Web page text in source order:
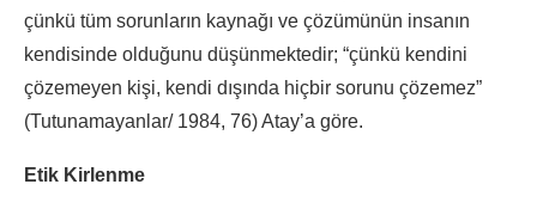
çünkü tüm sorunların kaynağı ve çözümünün insanın
kendisinde olduğunu düşünmektedir; “çünkü kendini
çözemeyen kişi, kendi dışında hiçbir sorunu çözemez”
(Tutunamayanlar/ 1984, 76) Atay’a göre.
Etik Kirlenme